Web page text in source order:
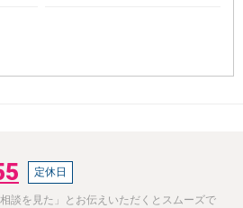
定休日
談を見た」とお伝えいただくとスムーズで